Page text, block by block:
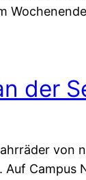
der
von
Auf Campus